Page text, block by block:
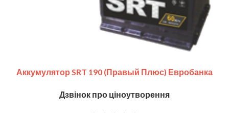
Аккумулятор SRT 190 (правый Плюс) Евробанка
Дзвінок про ціноутворення